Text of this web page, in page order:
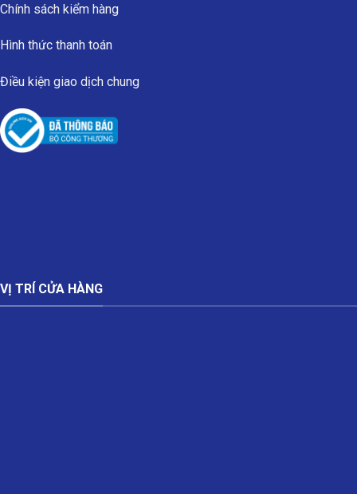
Chính sách kiểm hàng
Hình thức thanh toán
Điều kiện giao dịch chung
VỊ TRÍ CỬA HÀNG